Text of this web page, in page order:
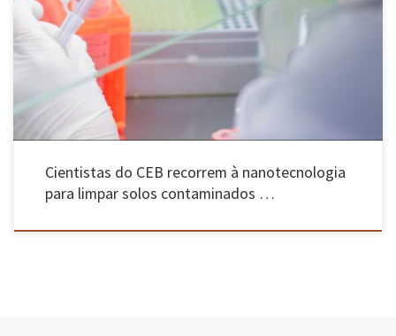
Projeto MORE está a ser desenvolvido por um grupo de cientistas do Centro de Engenharia
Biológica da EEUM que, através do recurso à nanotecnologia, vão conseguir implementar,
de forma mais rápida, eficaz e ambientalmente correta, o tratamento biológico anaeróbio de
solos contaminados Limpar os solos, sedimentos e águas subterrâneas contaminadas […]
Cientistas do CEB recorrem à nanotecnologia
para limpar solos contaminados …